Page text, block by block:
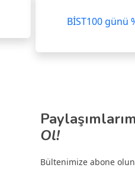
BİST100 günü
Ol!
Bültenimize abone